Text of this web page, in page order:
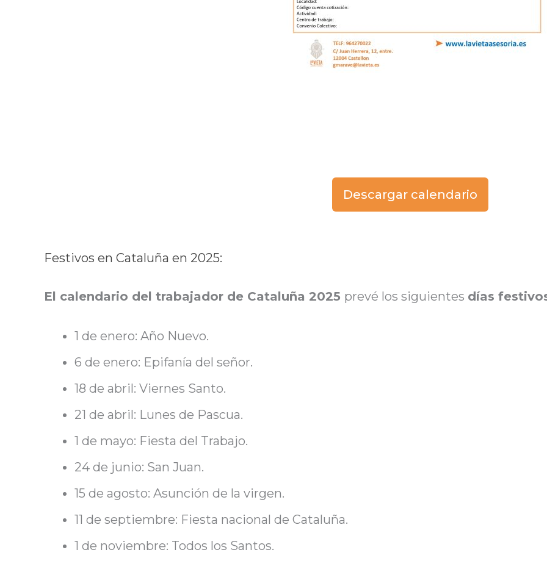
Descargar calendario
Festivos en Cataluña en 2025:
El calendario del trabajador de Cataluña 2025 prevé los siguientes días
1 de enero: Año Nuevo.
6 de enero: Epifanía del señor.
18 de abril: Viernes Santo.
21 de abril: Lunes de Pascua.
1 de mayo: Fiesta del Trabajo.
24 de junio: San Juan.
15 de agosto: Asunción de la virgen.
11 de septiembre: Fiesta nacional de Cataluña.
1 de noviembre: Todos los Santos.